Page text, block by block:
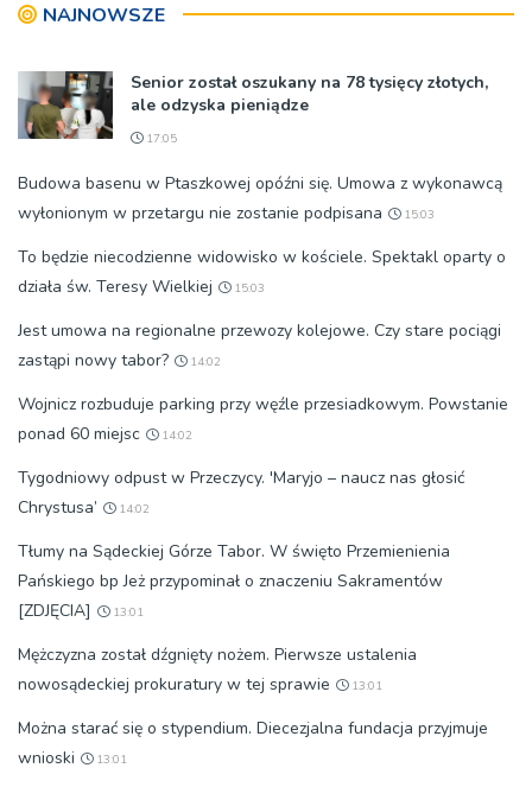
[ZDJĘCIA]
NAJNOWSZE
Senior został oszukany na 78 tysięcy złotych,
ale odzyska pieniądze
17:05
Budowa basenu w Ptaszkowej opóźni się. Umowa z wykonawcą
wyłonionym w przetargu nie zostanie podpisana
15:03
To będzie niecodzienne widowisko w kościele. Spektakl oparty o
działa św. Teresy Wielkiej
15:03
Jest umowa na regionalne przewozy kolejowe. Czy stare pociągi
zastąpi nowy tabor?
14:02
Wojnicz rozbuduje parking przy węźle przesiadkowym. Powstanie
ponad 60 miejsc
14:02
Tygodniowy odpust w Przeczycy. 'Maryjo – naucz nas głosić
Chrystusa’
14:02
Tłumy na Sądeckiej Górze Tabor. W święto Przemienienia
Pańskiego bp Jeż przypominał o znaczeniu Sakramentów
[ZDJĘCIA]
13:01
Mężczyzna został dźgnięty nożem. Pierwsze ustalenia
nowosądeckiej prokuratury w tej sprawie
13:01
Można starać się o stypendium. Diecezjalna fundacja przyjmuje
wnioski
13:01